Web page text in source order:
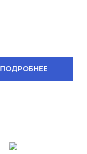
ПОДРОБНЕЕ